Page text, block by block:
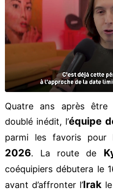
Quatre ans après être
doublé inédit, l’équipe
parmi les favoris pour
2026. La route de
coéquipiers débutera le
avant d’affronter l’Irak